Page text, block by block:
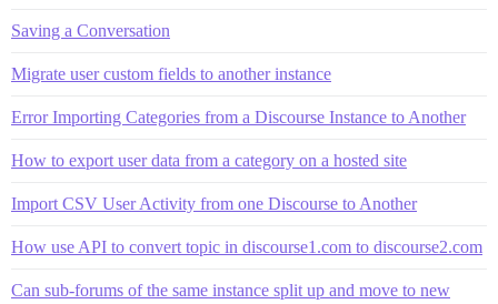
Saving a Conversation
Migrate user custom fields to another instance
Error Importing Categories from a Discourse Instance to Another
How to export user data from a category on a hosted site
Import CSV User Activity from one Discourse to Another
How use API to convert topic in discourse1.com to discourse2.com
Can sub-forums of the same instance split up and move to new